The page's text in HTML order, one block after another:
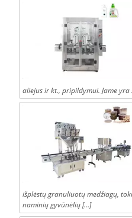
aliejus ir kt., pripildymui. Jame
išplėstų granuliuotų medžiagų,
naminių gyvūnėlių […]